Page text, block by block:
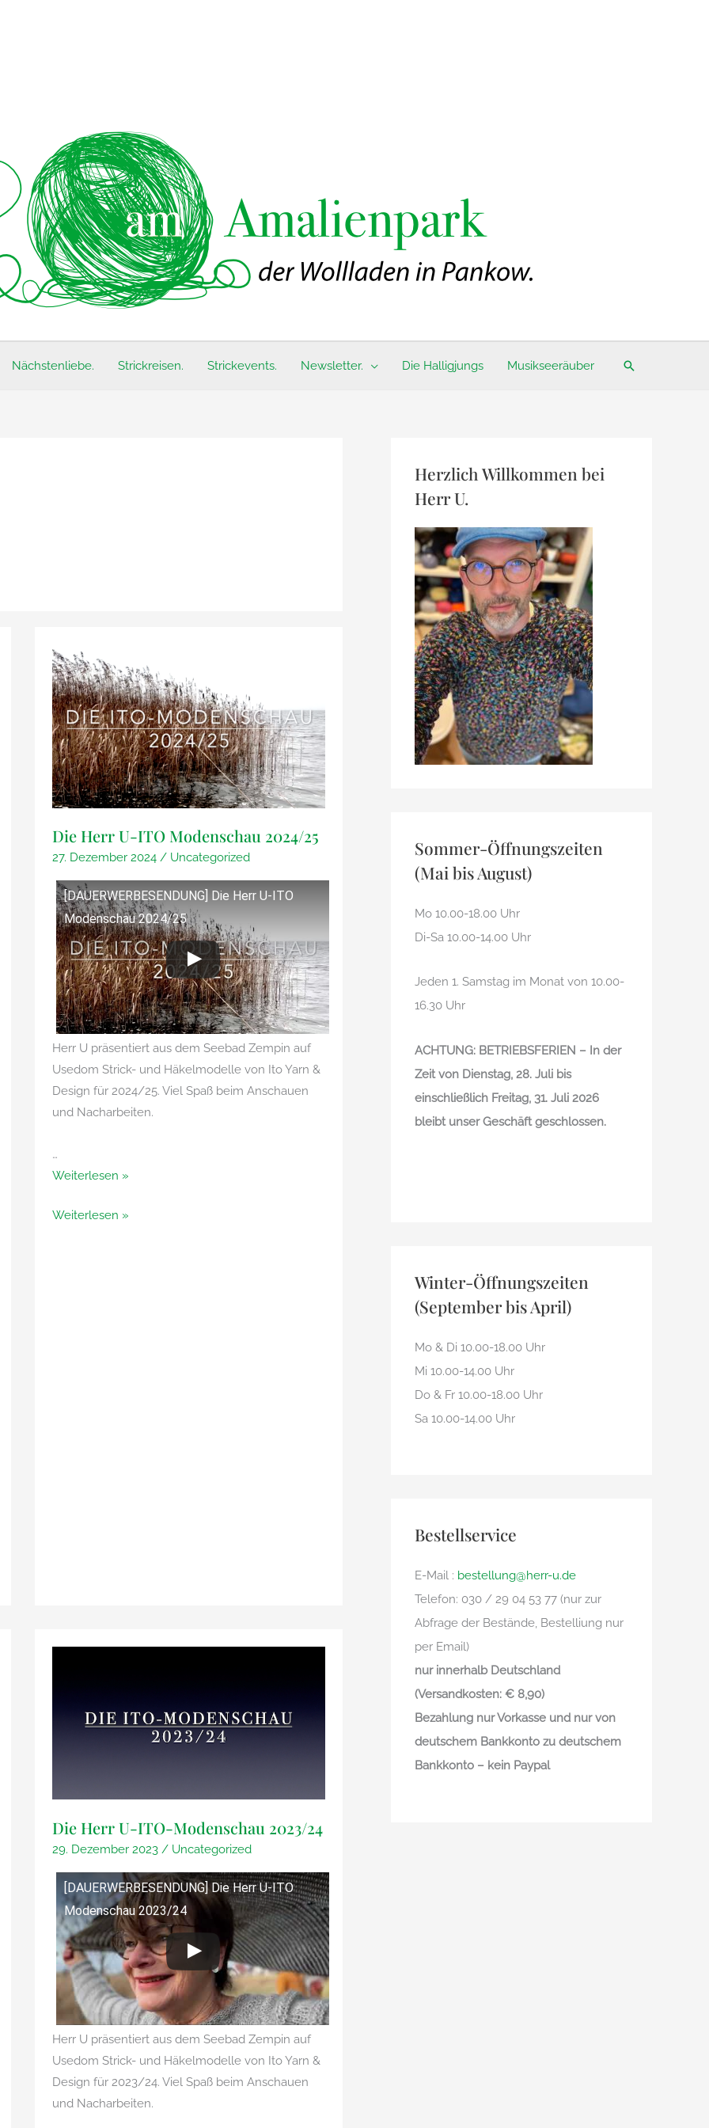
Nächstenliebe. Strickreisen. Strickevents. Newsletter. Die Halligjungs Musikseeräuber Suchen
Die Herr U-ITO Modenschau 2024/25
27. Dezember 2024 / Uncategorized
[DAUERWERBESENDUNG] Die Herr U-ITO
Modenschau 2024/25
Herr U präsentiert aus dem Seebad Zempin auf
Usedom Strick- und Häkelmodelle von Ito Yarn &
Design für 2024/25. Viel Spaß beim Anschauen
und Nacharbeiten.
…
Die
U-
Weiterlesen »
Die
Weiterlesen »
Die Herr U-ITO-Modenschau 2023/24
29. Dezember 2023 / Uncategorized
[DAUERWERBESENDUNG] Die Herr U-ITO
Modenschau 2023/24
Herr U präsentiert aus dem Seebad Zempin auf
Usedom Strick- und Häkelmodelle von Ito Yarn &
Design für 2023/24. Viel Spaß beim Anschauen
und Nacharbeiten.
Herzlich Willkommen bei
Herr U.
Sommer-Öffnungszeiten
(Mai bis August)
Mo 10.00-18.00 Uhr
Di-Sa 10.00-14.00 Uhr
Jeden 1. Samstag im Monat von 10.00-
16.30 Uhr
ACHTUNG: BETRIEBSFERIEN – In der
Zeit von Dienstag, 28. Juli bis
einschließlich Freitag, 31. Juli 2026
bleibt unser Geschäft geschlossen.
Winter-Öffnungszeiten
(September bis April)
Mo & Di 10.00-18.00 Uhr
Mi 10.00-14.00 Uhr
Do & Fr 10.00-18.00 Uhr
Sa 10.00-14.00 Uhr
Bestellservice
E-Mail : bestellung@herr-u.de
Telefon: 030 / 29 04 53 77 (nur zur
Abfrage der Bestände, Bestelliung nur
per Email)
nur innerhalb Deutschland
(Versandkosten: € 8,90)
Bezahlung nur Vorkasse und nur von
deutschem Bankkonto zu deutschem
Bankkonto – kein Paypal